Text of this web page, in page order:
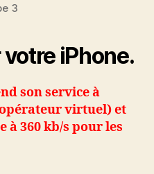
3
iPhone.
son service à
virtuel) et
à 360 kb/s pour les